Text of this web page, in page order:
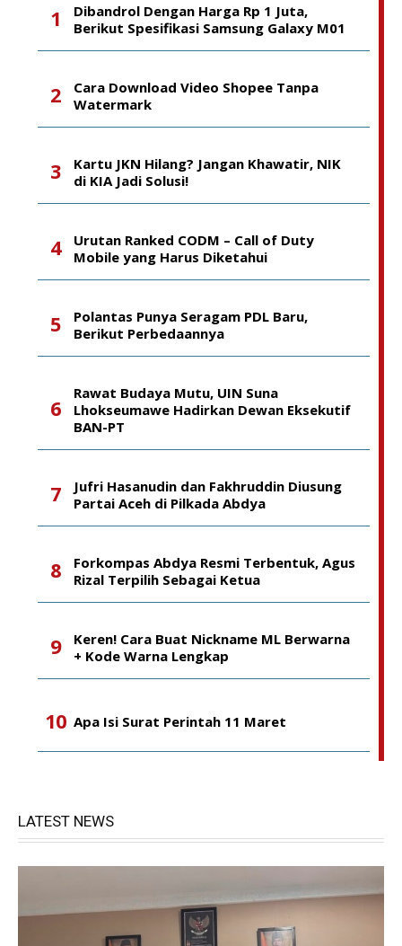
Dibandrol Dengan Harga Rp 1 Juta,
Berikut Spesifikasi Samsung Galaxy M01
Cara Download Video Shopee Tanpa
Watermark
Kartu JKN Hilang? Jangan Khawatir, NIK
di KIA Jadi Solusi!
Urutan Ranked CODM – Call of Duty
Mobile yang Harus Diketahui
Polantas Punya Seragam PDL Baru,
Berikut Perbedaannya
Rawat Budaya Mutu, UIN Suna
Lhokseumawe Hadirkan Dewan Eksekutif
BAN-PT
Jufri Hasanudin dan Fakhruddin Diusung
Partai Aceh di Pilkada Abdya
Forkompas Abdya Resmi Terbentuk, Agus
Rizal Terpilih Sebagai Ketua
Keren! Cara Buat Nickname ML Berwarna
+ Kode Warna Lengkap
Apa Isi Surat Perintah 11 Maret
LATEST NEWS